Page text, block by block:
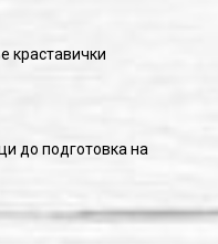
краставички
до подготовка на